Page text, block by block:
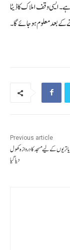
ہے۔ ایسی وقف املاک کا ڈیٹا
کے بعد معلوم ہو جائے گا۔
Previous article
کےلیےمسجد کا دروازہ کھول
دیاگیا